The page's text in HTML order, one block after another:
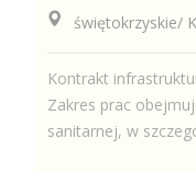
świętokrzyskie/
Kontrakt
Zakres prac
sanitarnej, w